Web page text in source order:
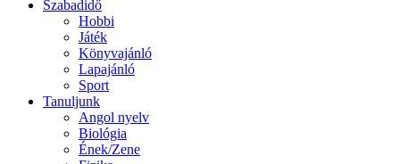
Szabadidő
Hobbi
Játék
Könyvajánló
Lapajánló
Sport
Tanuljunk
Angol nyelv
Biológia
Ének/Zene